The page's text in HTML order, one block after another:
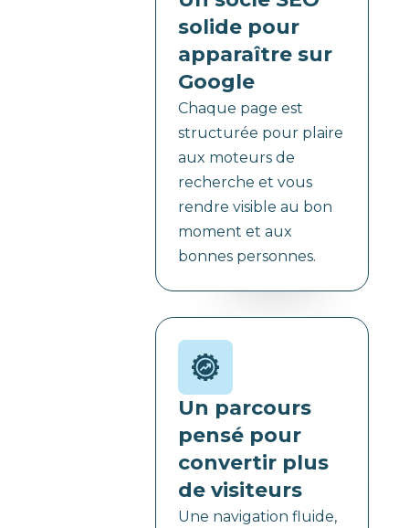
solide pour
apparaître sur
Google
Chaque page est
structurée pour plaire
aux moteurs de
recherche et vous
rendre visible au bon
moment et aux
bonnes personnes.
Un parcours
pensé pour
convertir plus
de visiteurs
Une navigation fluide,